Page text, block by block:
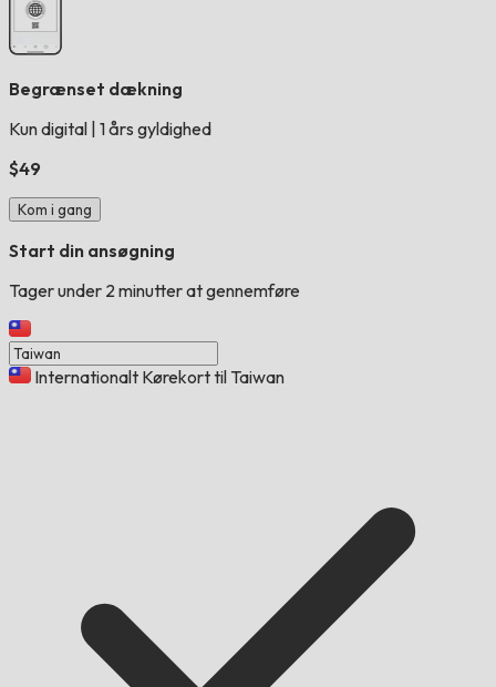
Begrænset dækning
Kun digital 1 års gyldighed
$49
Kom i gang
Start din ansøgning
Tager under 2 minutter at gennemføre
Internationalt Kørekort til Taiwan